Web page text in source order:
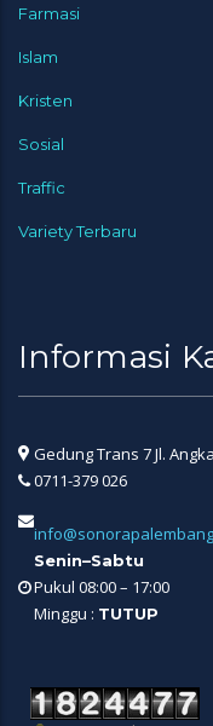
Farmasi
Islam
Kristen
Sosial
Traffic
Variety Terbaru
Informasi
Gedung Trans 7 Jl.
0711-379 026
Senin–Sabtu
Pukul 08:00 – 17:00
Minggu : TUTUP